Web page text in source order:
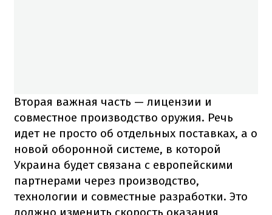
Вторая важная часть — лицензии и
совместное производство оружия. Речь
идет не просто об отдельных поставках, а о
новой оборонной системе, в которой
Украина будет связана с европейскими
партнерами через производство,
технологии и совместные разработки. Это
должно изменить скорость оказания